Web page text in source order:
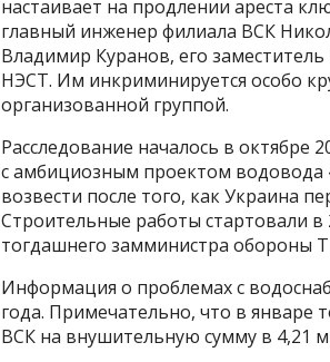
настаивает на продлении ареста
главный инженер филиала ВСК
Владимир Куранов, его
НЭСТ. Им инкриминируется особо
организованной группой.
Расследование началось в октябре
с амбициозным проектом водовода
возвести после того, как Украина
Строительные работы стартовали
тогдашнего замминистра обороны
Информация о проблемах с
года. Примечательно, что в январе
ВСК на внушительную сумму в 4,21